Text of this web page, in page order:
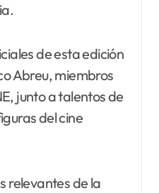
de esta edición
Abreu, miembros
junto a talentos de
del cine
relevantes de la